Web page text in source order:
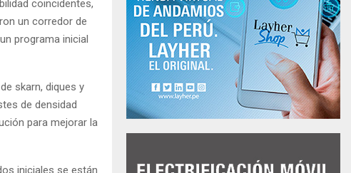
coincidentes,
un corredor de
programa inicial
skarn, diques y
de densidad
para mejorar la
iniciales se están